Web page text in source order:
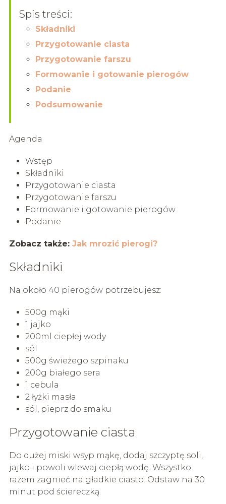
Spis treści:
Składniki
Przygotowanie ciasta
Przygotowanie farszu
Formowanie i gotowanie pierogów
Podanie
Podsumowanie
Agenda
Wstęp
Składniki
Przygotowanie ciasta
Przygotowanie farszu
Formowanie i gotowanie pierogów
Podanie
Zobacz także: Jak mrozić pierogi?
Składniki
Na około 40 pierogów potrzebujesz:
500g mąki
1 jajko
200ml ciepłej wody
sól
500g świeżego szpinaku
200g białego sera
1 cebula
2 łyżki masła
sól, pieprz do smaku
Przygotowanie ciasta
Do dużej miski wsyp mąkę, dodaj szczyptę soli,
jajko i powoli wlewaj ciepłą wodę. Wszystko
razem zagnieć na gładkie ciasto. Odstaw na 30
minut pod ściereczką.